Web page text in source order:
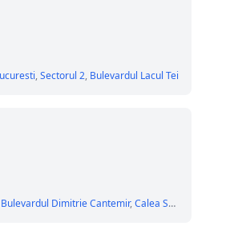
,Sectorul 2, Bulevardul Lacul Tei
Bulevardul Dimitrie Cantemir,Calea Serban Voda